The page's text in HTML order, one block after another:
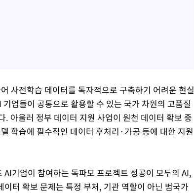
사전학습 데이터를 독자적으로 구축하기 어려운 현실
업들이 공통으로 활용할 수 있는 국가 차원의 고품질
아울러 정부 데이터 지원 사업이 원천 데이터 확보 중
학습에 필수적인 데이터 후처리·가공 등에 대한 지원
기업이 참여하는 독파모 프로젝트 성공이 모두의 AI,
터 확보 문제는 특정 부처, 기관 역할이 아닌 범국가